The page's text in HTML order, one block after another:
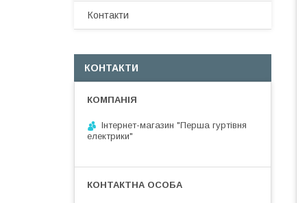
Контакти
КОНТАКТИ
Інтернет-магазин "Перша гуртівня
електрики"